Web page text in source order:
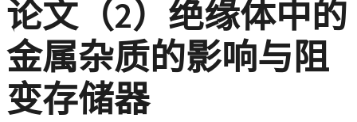
论文（2）绝缘体中的
金属杂质的影响与阻
变存储器